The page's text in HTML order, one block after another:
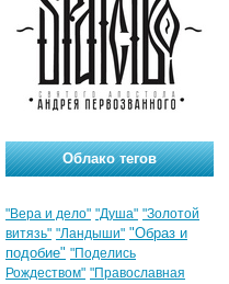
Облако тегов
"Вера и дело" "Душа" "Золотой
витязь" "Ландыши" "Образ и
подобие" "Поделись
Рождеством" "Православная